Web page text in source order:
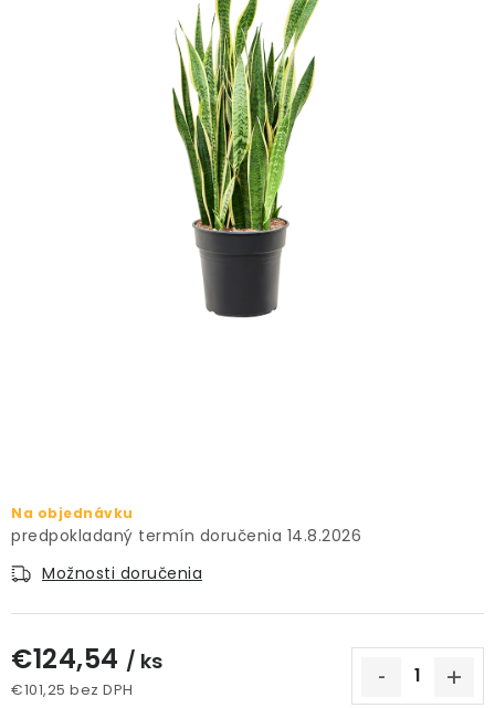
KVETINÁČE A OBALY NA RASTLINY
ZNAČKY
Podmienky ochrany osobných údajov
Spôsoby platby
Na objednávku
14.8.2026
Možnosti doručenia
€124,54 / ks
€101,25 bez DPH